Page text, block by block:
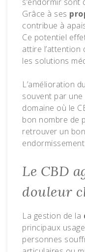
Grâce à ses
contribue à
Ce potentiel
attire
les solutions
L’amélioration du
souvent par
domaine où le
bon nombre de
retrouver un
Le CBD
douleur
La gestion de la
principaux
personnes